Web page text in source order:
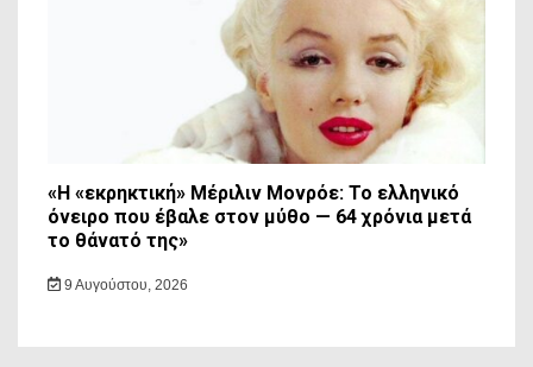
«Η «εκρηκτική» Μέριλιν Μονρόε: Το ελληνικό
όνειρο που έβαλε στον μύθο — 64 χρόνια μετά
το θάνατό της»
9 Αυγούστου, 2026